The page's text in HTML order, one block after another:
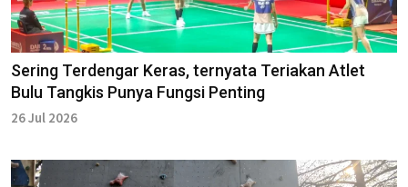
Sering Terdengar Keras, ternyata Teriakan Atlet
Bulu Tangkis Punya Fungsi Penting
26 Jul 2026